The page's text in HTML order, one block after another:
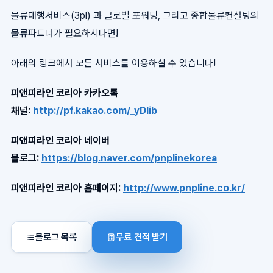
물류대행서비스(3pl) 과 글로벌 포워딩, 그리고 종합물류컨설팅의
물류파트너가 필요하시다면!
아래의 링크에서 모든 서비스를 이용하실 수 있습니다!
피앤피라인 코리아 카카오톡
채널: http://pf.kakao.com/_yDlib
피앤피라인 코리아 네이버
블로그: https://blog.naver.com/pnplinekorea
피앤피라인 코리아 홈페이지: http://www.pnpline.co.kr/
블로그 목록 무료 견적 받기